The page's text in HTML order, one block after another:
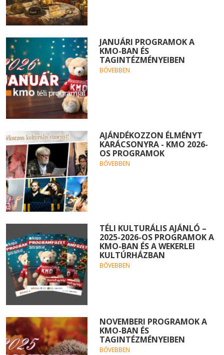
JANUÁRI PROGRAMOK A
KMO-BAN ÉS
TAGINTÉZMÉNYEIBEN
BŐVEBBEN
AJÁNDÉKOZZON ÉLMÉNYT
KARÁCSONYRA - KMO 2026-
OS PROGRAMOK
BŐVEBBEN
TÉLI KULTURÁLIS AJÁNLÓ –
2025-2026-OS PROGRAMOK A
KMO-BAN ÉS A WEKERLEI
KULTÚRHÁZBAN
BŐVEBBEN
NOVEMBERI PROGRAMOK A
KMO-BAN ÉS
TAGINTÉZMÉNYEIBEN
BŐVEBBEN